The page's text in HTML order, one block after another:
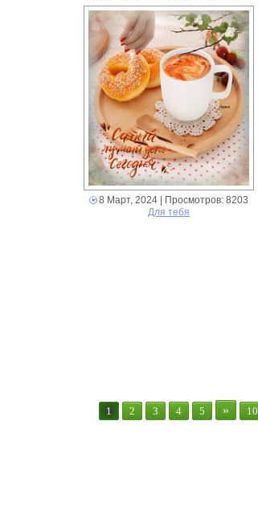
8 Март, 2024 | Просмотров: 8203
Для тебя
1 2 3 4 5 » 10